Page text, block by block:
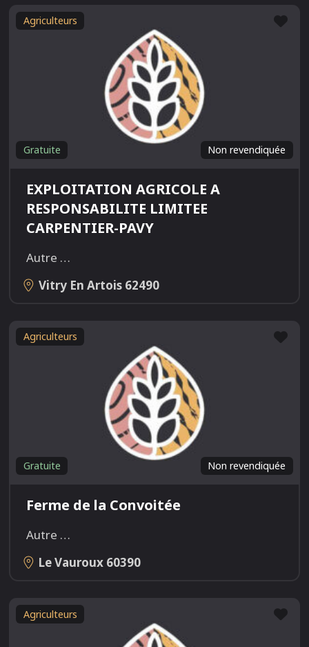
Agriculteurs
Non revendiquée
Gratuite
EXPLOITATION AGRICOLE A
RESPONSABILITE LIMITEE
CARPENTIER-PAVY
Autre …
Vitry En Artois 62490
Agriculteurs
Non revendiquée
Gratuite
Ferme de la Convoitée
Autre …
Le Vauroux 60390
Agriculteurs